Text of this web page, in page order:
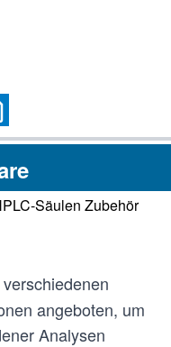
Säulen Zubehör
angeboten, um
Analysen